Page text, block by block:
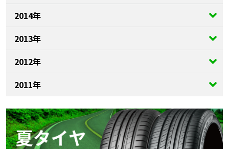
2014年
2013年
2012年
2011年